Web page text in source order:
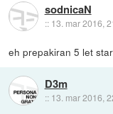
sodnicaN
:: 13. mar 2016,
eh prepakiran 5 let
D3m
:: 13. mar 2016,